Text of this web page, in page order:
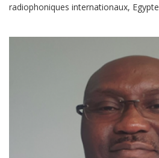
radiophoniques internationaux, Egypte